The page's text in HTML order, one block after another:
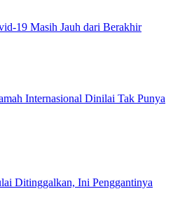
19 Masih Jauh dari Berakhir
Internasional Dinilai Tak Punya
Ditinggalkan, Ini Penggantinya